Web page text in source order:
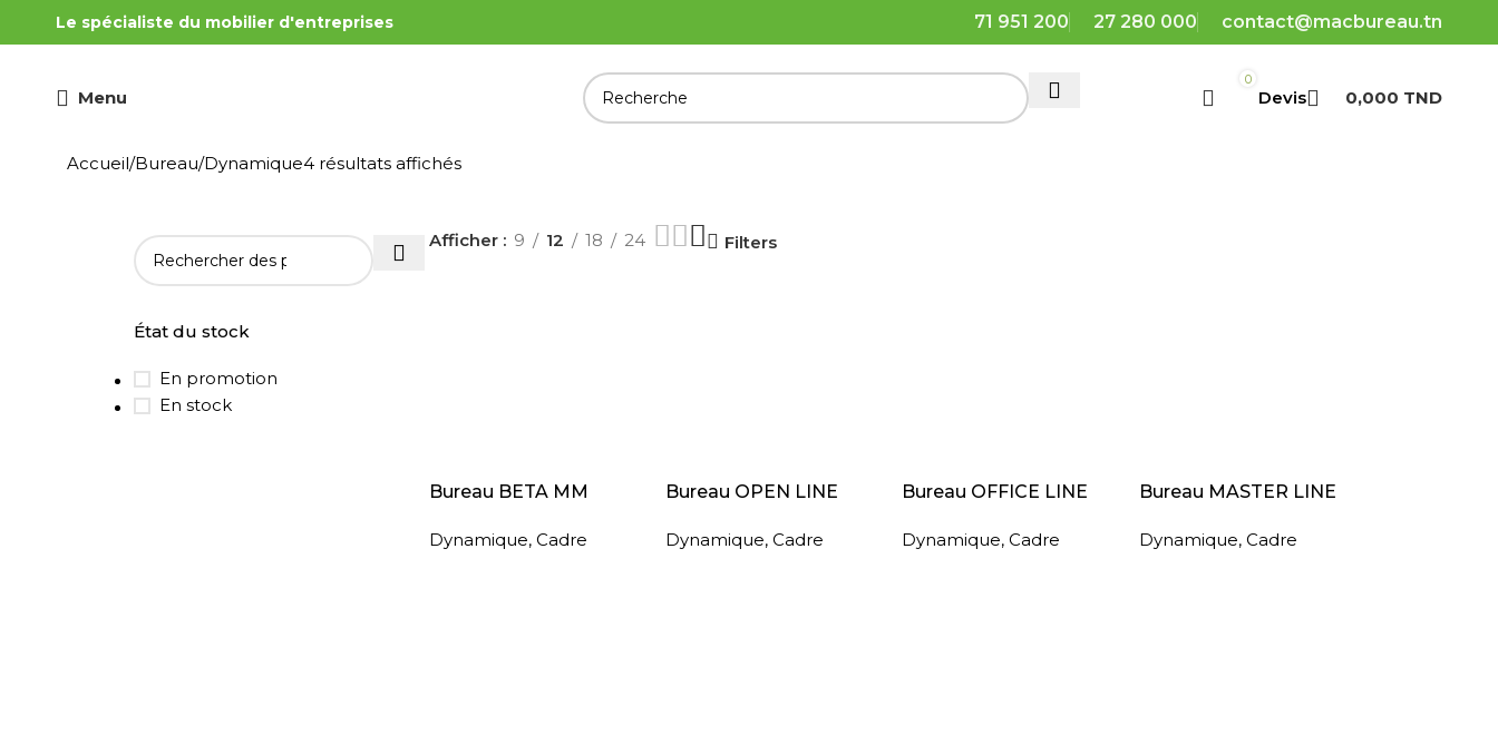
Le spécialiste du mobilier d'entreprises 71 951 200 27 280 000 contact@macbureau.tn
Menu
0
0,000 TND
Accueil Bureau Dynamique4 résultats affichés
État du stock
En promotion
En stock
Afficher 9 12 18 24 Filters
AJOUTER AU DEVIS
Bureau BETA MM
Dynamique, Cadre
AJOUTER AU DEVIS
Bureau OPEN LINE
Dynamique,Cadre
AJOUTER AU DEVIS
Bureau OFFICE LINE
Dynamique,Cadre
DEMANDER UN DEVIS
Bureau MASTER LINE
Dynamique, Cadre